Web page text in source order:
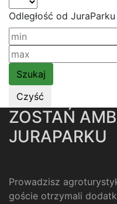
Odległość od JuraParku
ZOSTAŃ
JURAPARKU
Prowadzisz
goście otrzymali